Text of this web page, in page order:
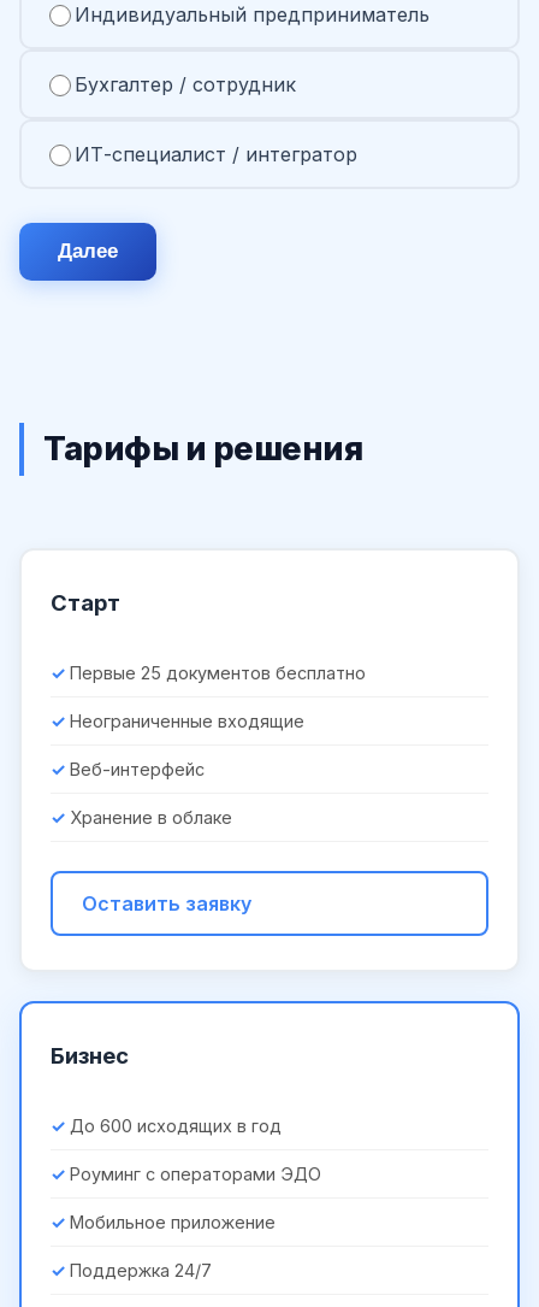
Индивидуальный предприниматель
Бухгалтер / сотрудник
ИТ-специалист / интегратор
Далее
Тарифы и решения
Старт
Первые 25 документов бесплатно
Неограниченные входящие
Веб-интерфейс
Хранение в облаке
Оставить заявку
Бизнес
До 600 исходящих в год
Роуминг с операторами ЭДО
Мобильное приложение
Поддержка 24/7